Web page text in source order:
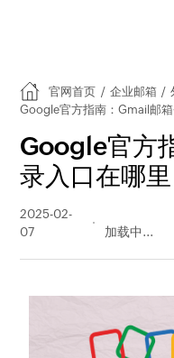
官网首页 / 企业邮箱 /
Google官方指南：Gmail邮
Google官方
录入口在哪里
2025-02-
07
量